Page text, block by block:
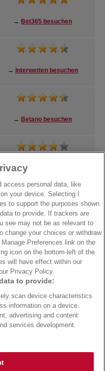
→ Bet365 besuchen
→ Interwetten besuchen
→ Betano besuchen
→AdmiralBet besuchen
→Bwin besuchen
in Deutschland
Bundesliga Tipps
access personal data, like
your device. Selecting I
to support the purposes shown
to provide. If trackers are
see may not be as relevant to
change your choices or withdraw
Preferences link on the
icon on the bottom-left of the
will have effect within our
Privacy Policy.
to provide:
scan device characteristics
information on a device.
advertising and content
services development.